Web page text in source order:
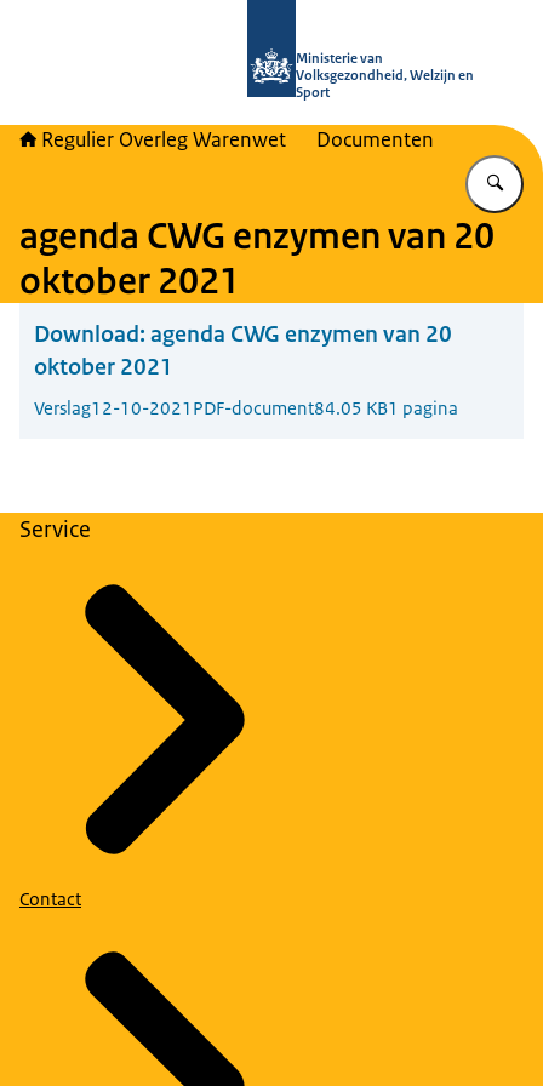
Ministerie van
Volksgezondheid, Welzijn en
Sport
Regulier Overleg Warenwet Documenten
agenda CWG enzymen van 20
oktober 2021
Download: agenda CWG enzymen van 20
oktober 2021
Verslag12-10-2021 PDF-document84.05 KB1 pagina
Service
Contact